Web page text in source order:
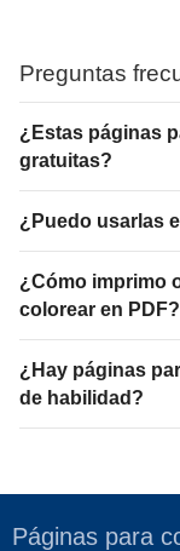
Preguntas
¿Estas páginas
gratuitas?
¿Puedo usarlas
¿Cómo imprimo
colorear en PDF?
¿Hay páginas
de habilidad?
Páginas para